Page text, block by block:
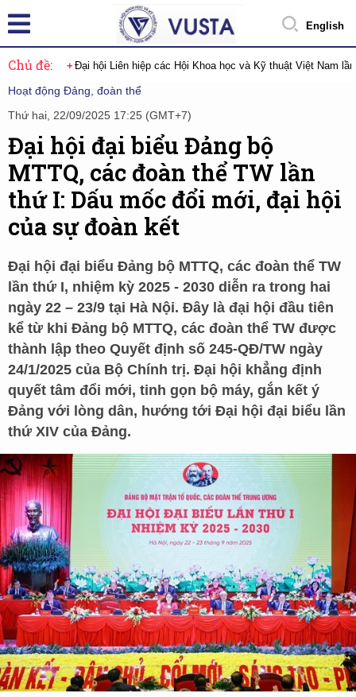
English
Chủ đề: Đại hội Liên hiệp các Hội Khoa học và Kỹ thuật Việt Nam
Hoạt động Đảng, đoàn thể
Thứ hai, 22/09/2025 17:25 (GMT+7)
Đại hội đại biểu Đảng bộ
MTTQ, các đoàn thể TW lần
thứ I: Dấu mốc đổi mới, đại hội
của sự đoàn kết
Đại hội đại biểu Đảng bộ MTTQ, các đoàn thể TW
lần thứ I, nhiệm kỳ 2025 - 2030 diễn ra trong hai
ngày 22 – 23/9 tại Hà Nội. Đây là đại hội đầu tiên
kể từ khi Đảng bộ MTTQ, các đoàn thể TW được
thành lập theo Quyết định số 245-QĐ/TW ngày
24/1/2025 của Bộ Chính trị. Đại hội khẳng định
quyết tâm đổi mới, tinh gọn bộ máy, gắn kết ý
Đảng với lòng dân, hướng tới Đại hội đại biểu lần
thứ XIV của Đảng.